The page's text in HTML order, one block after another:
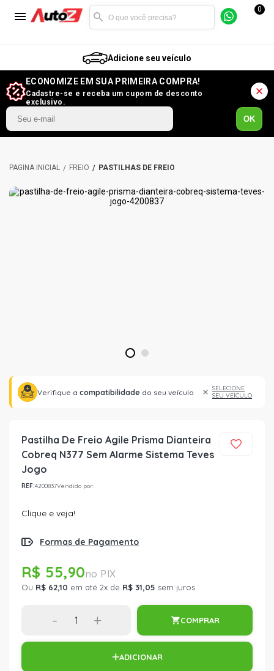
0
Adicione seu veículo
ECONOMIZE EM SUA PRIMEIRA COMPRA!
Cadastre-se e receba um cupom de desconto
exclusivo.
OK
FREIO PASTILHAS DE FREIO
1 2
Verifique a compatibilidade do seu veículo
SELECIONE
SEU VEÍCULO
Pastilha De Freio Agile Prisma Dianteira
Cobreq N377 Sem Alarme Sistema Teves
Jogo
REF:4200837Vendido por:
Clique e veja!
Formas de Pagamento
R$ 55,90
Ou R$ 62,10 em até 2x de R$ 31,05 sem juros
- + COMPRAR
ADICIONAR